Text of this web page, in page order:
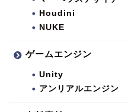
Houdini
NUKE
ゲームエンジン
Unity
アンリアルエンジン